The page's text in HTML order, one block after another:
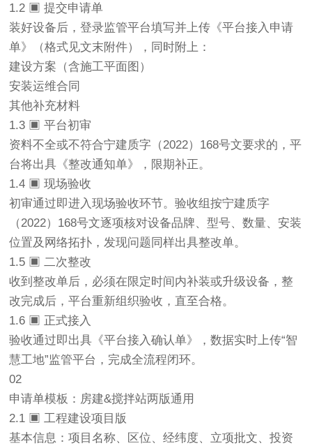
1.2 ▣ 提交申请单
装好设备后，登录监管平台填写并上传《平台接入申请
单》（格式见文末附件），同时附上：
建设方案（含施工平面图）
安装运维合同
其他补充材料
1.3 ▣ 平台初审
资料不全或不符合宁建质字（2022）168号文要求的，平
台将出具《整改通知单》，限期补正。
1.4 ▣ 现场验收
初审通过即进入现场验收环节。验收组按宁建质字
（2022）168号文逐项核对设备品牌、型号、数量、安装
位置及网络拓扑，发现问题同样出具整改单。
1.5 ▣ 二次整改
收到整改单后，必须在限定时间内补装或升级设备，整
改完成后，平台重新组织验收，直至合格。
1.6 ▣ 正式接入
验收通过即出具《平台接入确认单》，数据实时上传“智
慧工地”监管平台，完成全流程闭环。
02
申请单模板：房建&搅拌站两版通用
2.1 ▣ 工程建设项目版
基本信息：项目名称、区位、经纬度、立项批文、投资